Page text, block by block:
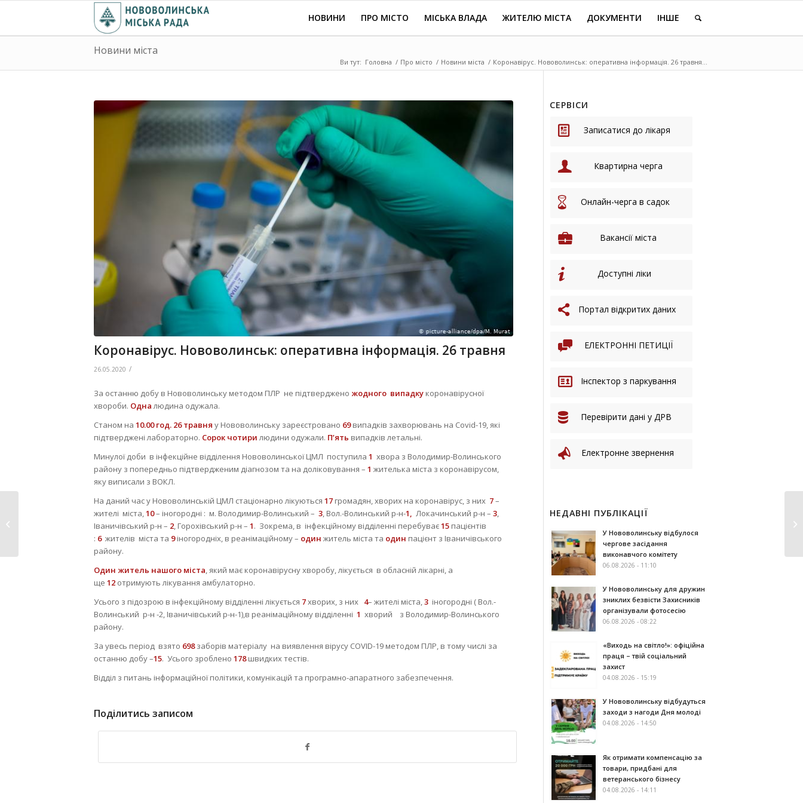
НОВИНИ ПРО МІСТО МІСЬКА ВЛАДА ЖИТЕЛЮ МІСТА ДОКУМЕНТИ ІНШЕ
Новини міста
Ви тут: Головна / Про місто / Новини міста / Коронавірус. Нововолинськ: оперативна інформація. 26 травня ...
Коронавірус. Нововолинськ: оперативна інформація. 26 травня
26.05.2020 /
За останню добу в Нововолинську методом ПЛР не підтверджено жодного випадку коронавірусної
хвороби. Одналюдина одужала.
Станом на 10.00 год. 26 травня у Нововолинську зареєстровано 69випадків захворювань на Covid-19, які
підтверджені лабораторно. Сорок чотирилюдини одужали. П’ять випадків летальні.
Минулої доби в інфекційне відділення Нововолинської ЦМЛ поступила 1 хвора з Володимир-Волинського
району з попередньо підтвердженим діагнозом та на доліковування – 1 жителька міста з коронавірусом,
яку виписали з ВОКЛ.
На даний час у Нововолинській ЦМЛ стаціонарно лікуються 17 громадян, хворих на коронавірус, з них 7–
жителі міста,10– іногородні : м. Володимир-Волинський – 3, Вол.-Волинський р-н-1, Локачинський р-н – 3,
Іваничівський р-н – 2, Горохівський р-н – 1. Зокрема, в інфекційному відділенні перебуває15 пацієнтів
: 6 жителів міста та 9іногородніх, в реанімаційному – один житель міста та один пацієнт з Іваничівського
району.
Один житель нашого міста, який має коронавірусну хворобу, лікується в обласній лікарні, а
ще 12 отримують лікування амбулаторно.
Усього з підозрою в інфекційному відділенні лікується 7хворих, з них 4– жителі міста,3 іногородні ( Вол.-
Волинський р-н -2, Іваничівський р-н-1),в реанімаційному відділенні 1 хворий з Володимир-Волинського
району.
За увесь період взято 698заборів матеріалу на виявлення вірусу COVID-19 методом ПЛР, в тому числі за
останню добу –15. Усього зроблено 178швидких тестів.
Відділ з питань інформаційної політики, комунікацій та програмно-апаратного забезпечення.
Поділитись записом
СЕРВІСИ
Записатися до лікаря
Квартирна черга
Онлайн-черга в садок
Вакансії міста
Доступні ліки
Портал відкритих даних
ЕЛЕКТРОННІ ПЕТИЦІЇ
Інспектор з паркування
Перевірити дані у ДРВ
Електронне звернення
НЕДАВНІ ПУБЛІКАЦІЇ
У Нововолинську відбулося
чергове засідання
виконавчого комітету
06.08.2026 - 11:10
У Нововолинську для дружин
зниклих безвісти Захисників
організували фотосесію
06.08.2026 - 08:22
«Виходь на світло!»: офіційна
праця – твій соціальний
захист
04.08.2026 - 15:19
У Нововолинську відбудуться
заходи з нагоди Дня молоді
04.08.2026 - 14:50
Як отримати компенсацію за
товари, придбані для
ветеранського бізнесу
04.08.2026 - 14:11
міста «подорожували